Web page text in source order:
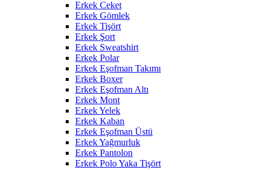
Erkek Ceket
Erkek Gömlek
Erkek Tişört
Erkek Şort
Erkek Sweatshirt
Erkek Polar
Erkek Eşofman Takımı
Erkek Boxer
Erkek Eşofman Altı
Erkek Mont
Erkek Yelek
Erkek Kaban
Erkek Eşofman Üstü
Erkek Yağmurluk
Erkek Pantolon
Erkek Polo Yaka Tişört